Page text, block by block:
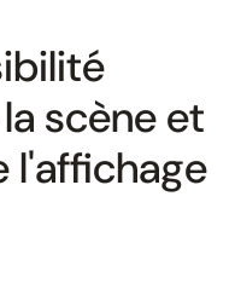
scène et
l'affichage